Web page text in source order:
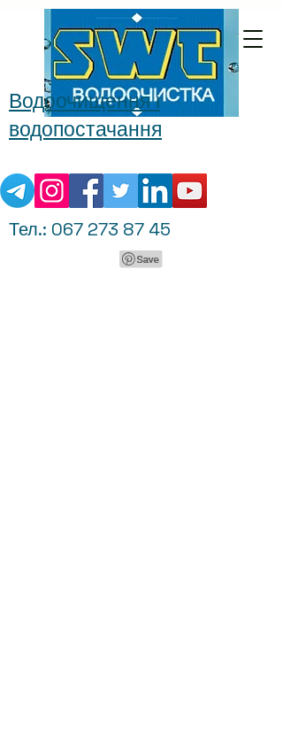
Водоочищення і
водопостачання
Тел.: 067 273 87 45